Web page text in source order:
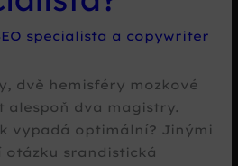
specialista a copywriter
dvě hemisféry mozkové
alespoň dva magistry.
vypadá optimální? Jinými
otázku srandistická